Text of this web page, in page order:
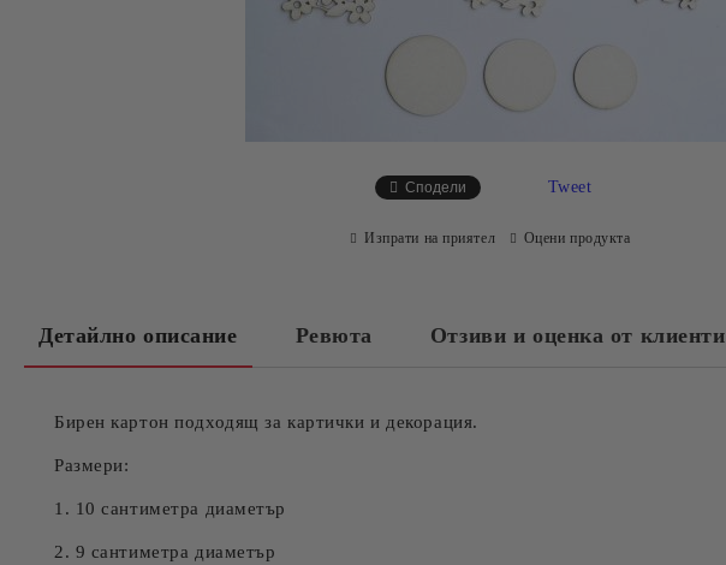
Сподели Tweet
Изпрати на приятел Оцени продукта
Детайлно описание Ревюта Отзиви и оценка от клиенти
Бирен картон подходящ за картички и декорация.
Размери:
1. 10 сантиметра диаметър
2. 9 сантиметра диаметър